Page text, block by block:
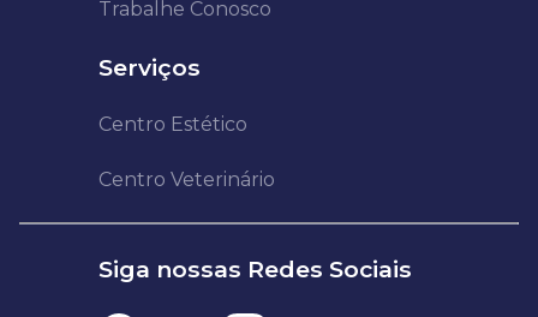
Trabalhe Conosco
Serviços
Centro Estético
Centro Veterinário
Siga nossas Redes Sociais